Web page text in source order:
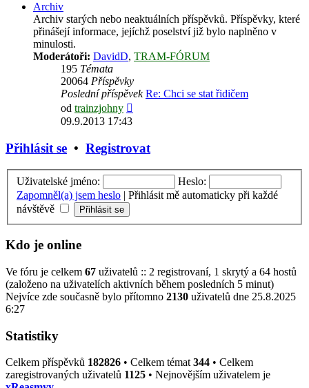
Archiv
Archiv starých nebo neaktuálních příspěvků. Příspěvky, které
přinášejí informace, jejíchž poselství již bylo naplněno v
minulosti.
Moderátoři: DavidD, TRAM-FÓRUM
195 Témata
20064 Příspěvky
Poslední příspěvek Re: Chci se stat řidičem
od trainzjohny
09.9.2013 17:43
Přihlásit se • Registrovat
Uživatelské jméno:
Heslo:
Zapomněl(a) jsem heslo | Přihlásit mě automaticky při každé
návštěvě
Kdo je online
Ve fóru je celkem 67 uživatelů :: 2 registrovaní, 1 skrytý a 64 hostů
(založeno na uživatelích aktivních během posledních 5 minut)
Nejvíce zde současně bylo přítomno 2130 uživatelů dne 25.8.2025
6:27
Statistiky
Celkem příspěvků 182826 • Celkem témat 344 • Celkem
zaregistrovaných uživatelů 1125 • Nejnovějším uživatelem je